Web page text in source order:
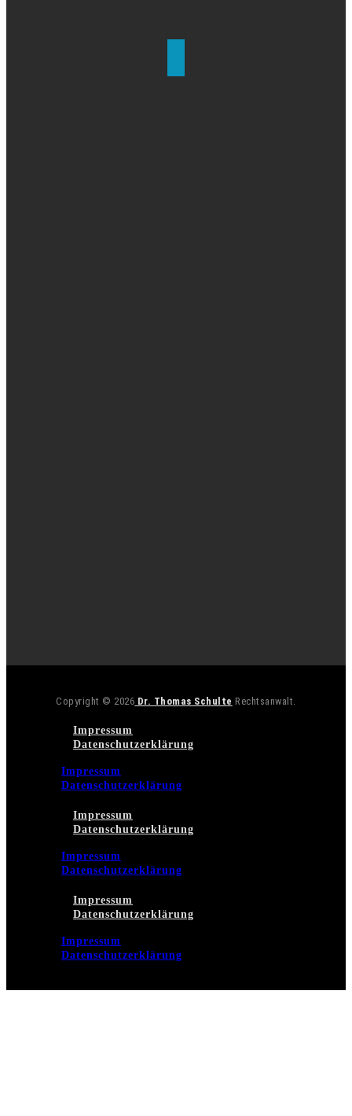
Copyright © 2026 Dr. Thomas Schulte Rechtsanwalt.
Impressum
Datenschutzerklärung
Impressum
Datenschutzerklärung
Impressum
Datenschutzerklärung
Impressum
Datenschutzerklärung
Impressum
Datenschutzerklärung
Impressum
Datenschutzerklärung